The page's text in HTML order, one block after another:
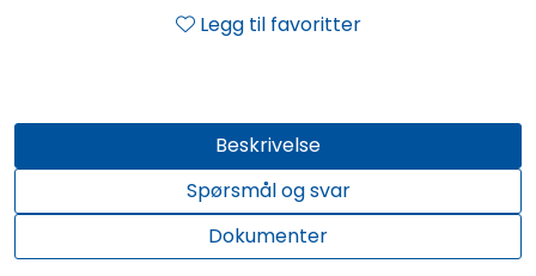
Legg til favoritter
Beskrivelse
Spørsmål og svar
Dokumenter